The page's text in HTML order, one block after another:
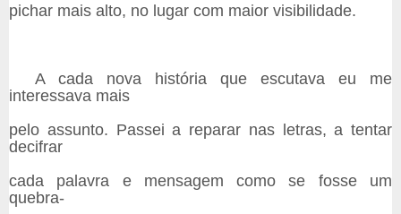
pichar mais alto, no lugar com maior visibilidade.
A cada nova história que escutava eu me
interessava mais
pelo assunto. Passei a reparar nas letras, a tentar
decifrar
cada palavra e mensagem como se fosse um
quebra-